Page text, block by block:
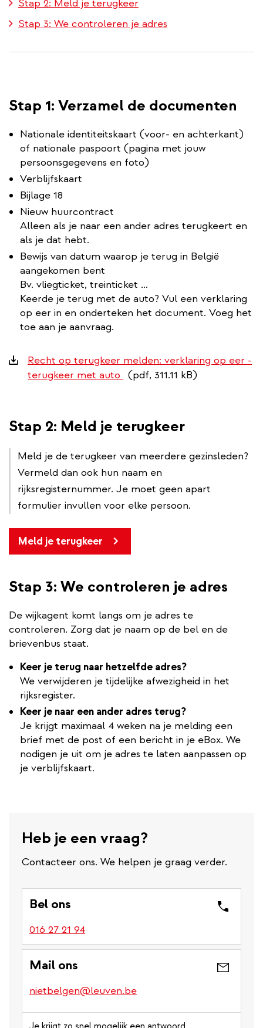
Stap 2: Meld je terugkeer
Stap 3: We controleren je adres
Stap 1: Verzamel de documenten
Nationale identiteitskaart (voor- en achterkant)
of nationale paspoort (pagina met jouw
persoonsgegevens en foto)
Verblijfskaart
Bijlage 18
Nieuw huurcontract
Alleen als je naar een ander adres terugkeert en
als je dat hebt.
Bewijs van datum waarop je terug in België
aangekomen bent
Bv. vliegticket, treinticket …
Keerde je terug met de auto? Vul een verklaring
op eer in en onderteken het document. Voeg het
toe aan je aanvraag.
Downloads
Recht op terugkeer melden: verklaring op eer -
terugkeer met auto
(pdf, 311.11 kB)
Stap 2: Meld je terugkeer
Meld je de terugkeer van meerdere gezinsleden?
Vermeld dan ook hun naam en
rijksregisternummer. Je moet geen apart
formulier invullen voor elke persoon.
Meld je terugkeer
Stap 3: We controleren je adres
De wijkagent komt langs om je adres te
controleren. Zorg dat je naam op de bel en de
brievenbus staat.
Keer je terug naar hetzelfde adres?
We verwijderen je tijdelijke afwezigheid in het
rijksregister.
Keer je naar een ander adres terug?
Je krijgt maximaal 4 weken na je melding een
brief met de post of een bericht in je eBox. We
nodigen je uit om je adres te laten aanpassen op
je verblijfskaart.
Heb je een vraag?
Contacteer ons. We helpen je graag verder.
Bel ons
016 27 21 94
Mail ons
nietbelgen@leuven.be